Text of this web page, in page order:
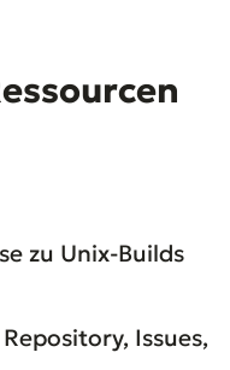
zu Unix-Builds
Issues,